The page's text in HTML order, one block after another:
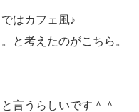
はカフェ風♪
と考えたのがこちら。
言うらしいです＾＾